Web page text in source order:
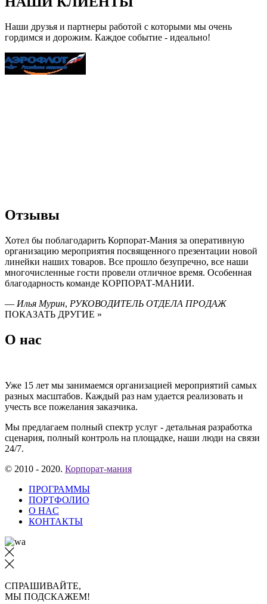
Наши друзья и партнеры работой с которыми мы очень
гордимся и дорожим. Каждое событие - идеально!
Отзывы
Хотел бы поблагодарить Корпорат-Мания за оперативную
организацию мероприятия посвященного презентации новой
линейки наших товаров. Все прошло безупречно, все наши
многочисленные гости провели отличное время. Особенная
благодарность команде КОРПОРАТ-МАНИИ.
— Илья Мурин, РУКОВОДИТЕЛЬ ОТДЕЛА ПРОДАЖ
ПОКАЗАТЬ ДРУГИЕ »
О нас
Уже 15 лет мы занимаемся организацией мероприятий самых
разных масштабов. Каждый раз нам удается реализовать и
учесть все пожелания заказчика.
Мы предлагаем полный спектр услуг - детальная разработка
сценария, полный контроль на площадке, наши люди на связи
24/7.
© 2010 - 2020. Корпорат-мания
ПРОГРАММЫ
ПОРТФОЛИО
О HAC
КОНТАКТЫ
СПРАШИВАЙТЕ,
МЫ ПОДСКАЖЕМ!